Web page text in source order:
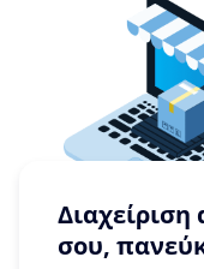
σου,